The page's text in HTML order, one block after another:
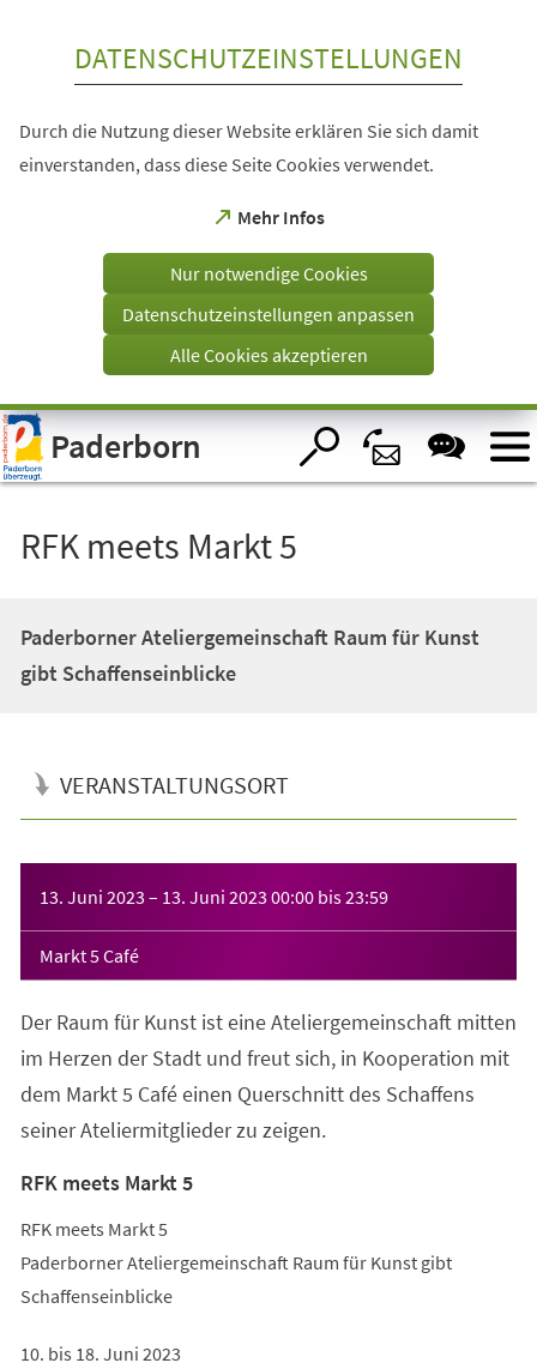
Visuelle
Assistenzsoftware
öffnen.
DATENSCHUTZEINSTELLUNGEN
Durch die Nutzung dieser Website erklären Sie sich damit
einverstanden, dass diese Seite Cookies verwendet.
Mehr Infos
(Öffnet
einem
Tab)
Nur notwendige Cookies
Datenschutzeinstellungen anpassen
Alle Cookies akzeptieren
Paderborn
RFK meets Markt 5
Paderborner Ateliergemeinschaft Raum für Kunst
gibt Schaffenseinblicke
VERANSTALTUNGSORT
13. Juni 2023 – 13. Juni 2023 00:00 bis23:59
Markt 5 Café
Der Raum für Kunst ist eine Ateliergemeinschaft mitten
im Herzen der Stadt und freut sich, in Kooperation mit
dem Markt 5 Café einen Querschnitt des Schaffens
seiner Ateliermitglieder zu zeigen.
RFK meets Markt 5
RFK meets Markt 5
Paderborner Ateliergemeinschaft Raum für Kunst gibt
Schaffenseinblicke
10. bis 18. Juni 2023